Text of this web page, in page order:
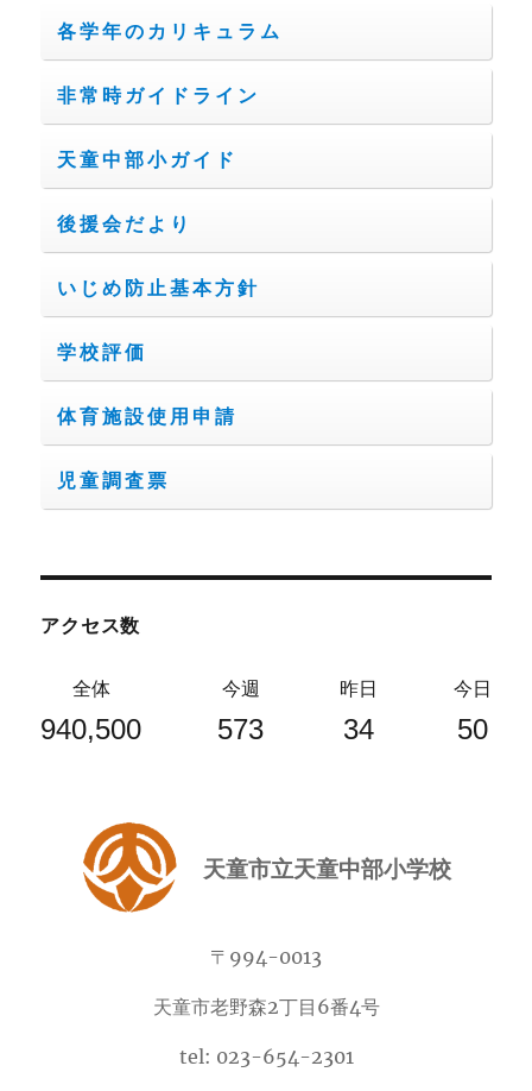
各学年のカリキュラム
非常時ガイドライン
天童中部小ガイド
後援会だより
いじめ防止基本方針
学校評価
体育施設使用申請
児童調査票
アクセス数
全体
940,500
今週
573
昨日
34
今日
50
天童市立天童中部小学校
〒994-0013
天童市老野森2丁目6番4号
tel: 023-654-2301